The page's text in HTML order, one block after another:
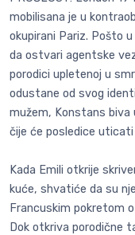
mobilisana je u
okupirani Pariz. Pošto
da ostvari agentske
porodici upletenoj u
odustane od svog
mužem, Konstans biva
čije će posledice uticati
Kada Emili otkrije
kuće, shvatiće da su
Francuskim pokretom
Dok otkriva porodične